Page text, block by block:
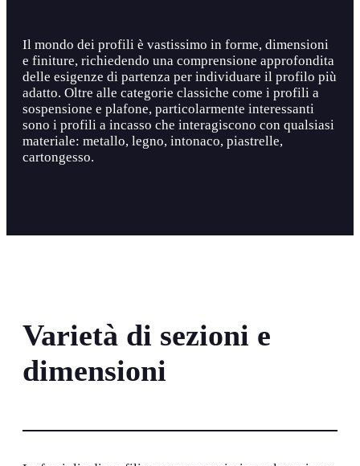
Il mondo dei profili è vastissimo in forme, dimensioni
e finiture, richiedendo una comprensione approfondita
delle esigenze di partenza per individuare il profilo più
adatto. Oltre alle categorie classiche come i profili a
sospensione e plafone, particolarmente interessanti
sono i profili a incasso che interagiscono con qualsiasi
materiale: metallo, legno, intonaco, piastrelle,
cartongesso.
Varietà di sezioni e
dimensioni